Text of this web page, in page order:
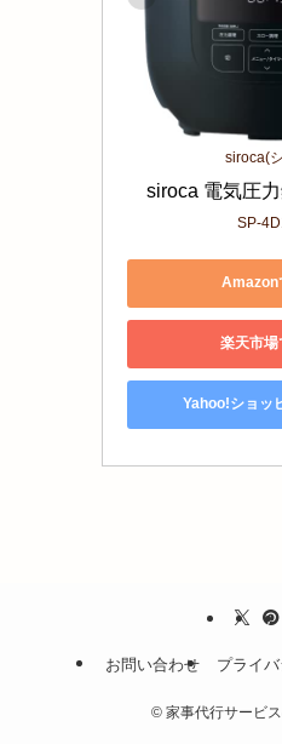
siroca(
siroca 電気圧
SP-
Amazon
楽天市場
Yahoo!ショッ
お問い合わせ プライ
© 家事代行サービ